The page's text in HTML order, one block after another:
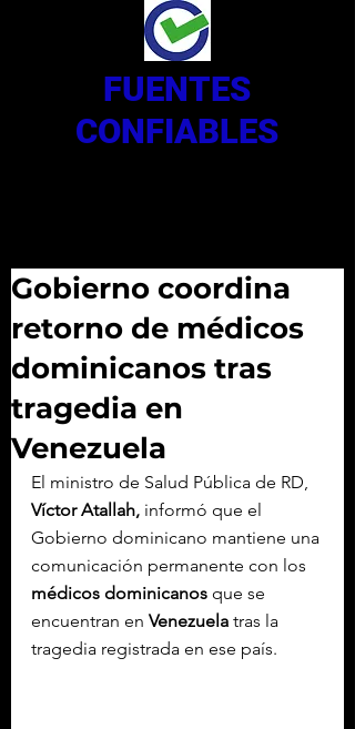
FUENTES
CONFIABLES
Gobierno coordina
retorno de médicos
dominicanos tras
tragedia en
Venezuela
El ministro de Salud Pública de RD,
Víctor Atallah, informó que el
Gobierno dominicano mantiene una
comunicación permanente con los
médicos dominicanos que se
encuentran en Venezuela tras la
tragedia registrada en ese país.